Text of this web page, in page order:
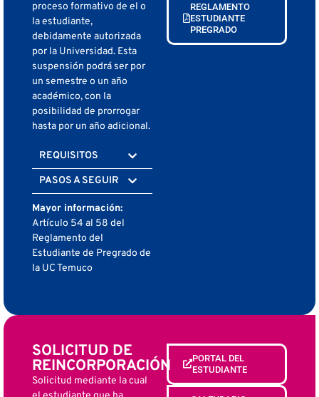
proceso formativo de el o
la estudiante,
debidamente autorizada
por la Universidad. Esta
suspensión podrá ser por
un semestre o un año
académico, con la
posibilidad de prorrogar
hasta por un año adicional.
REQUISITOS
PASOS A SEGUIR
Mayor información:
Artículo 54 al 58 del
Reglamento del
Estudiante de Pregrado de
la UC Temuco
REGLAMENTO
ESTUDIANTE
PREGRADO
SOLICITUD DE
REINCORPORACIÓN
Solicitud mediante la cual
PORTAL DEL
ESTUDIANTE